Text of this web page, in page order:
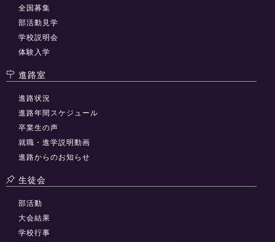
全国募集
部活動見学
学校説明会
体験入学
進路室
進路状況
進路年間スケジュール
卒業生の声
就職・進学説明動画
進路からのお知らせ
生徒会
部活動
大会結果
学校行事